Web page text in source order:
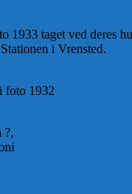
1933 taget ved deres
i Vrensted.
foto 1932
?,